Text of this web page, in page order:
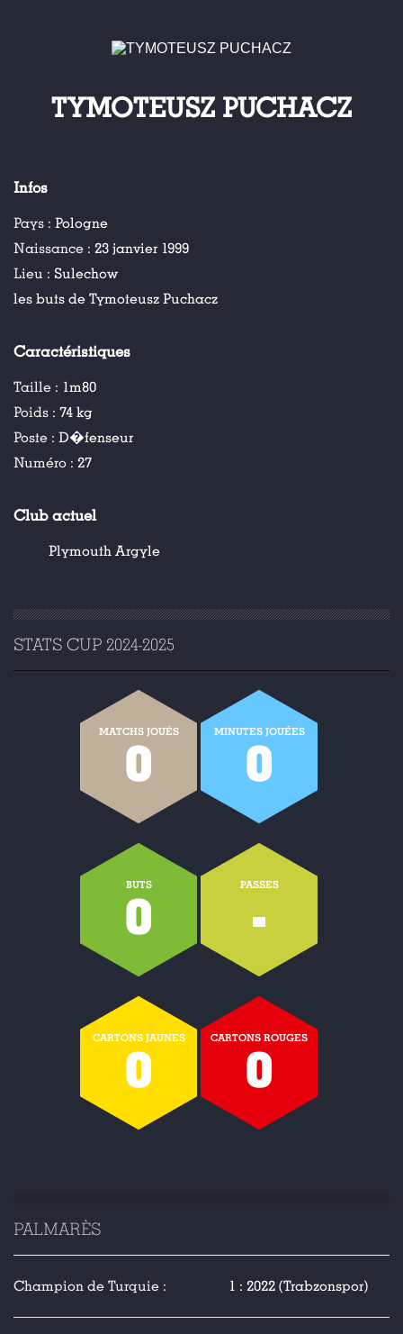
TYMOTEUSZ PUCHACZ
Infos
Pays : Pologne
Naissance : 23 janvier 1999
Lieu : Sulechow
les buts de Tymoteusz Puchacz
Caractéristiques
Taille : 1m80
Poids : 74 kg
Poste : D�fenseur
Numéro : 27
Club actuel
Plymouth Argyle
STATS CUP 2024-2025
MATCHS JOUÉS
0
MINUTES JOUÉES
0
BUTS
0
PASSES
-
CARTONS JAUNES
0
CARTONS ROUGES
0
PALMARÈS
Champion de Turquie : 1 : 2022 (Trabzonspor)